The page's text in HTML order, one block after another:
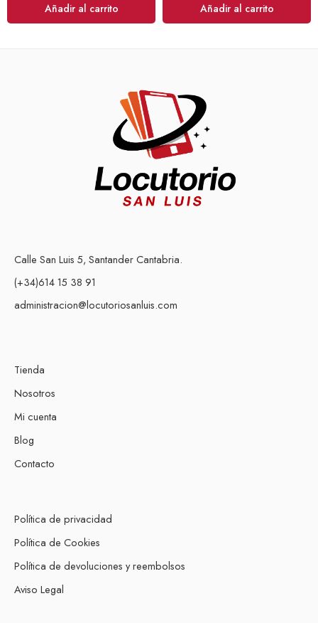
Añadir al carrito Añadir al carrito
Calle San Luis 5, Santander Cantabria.
(+34)614 15 38 91
administracion@locutoriosanluis.com
Tienda
Nosotros
Mi cuenta
Blog
Contacto
Política de privacidad
Política de Cookies
Política de devoluciones y reembolsos
Aviso Legal